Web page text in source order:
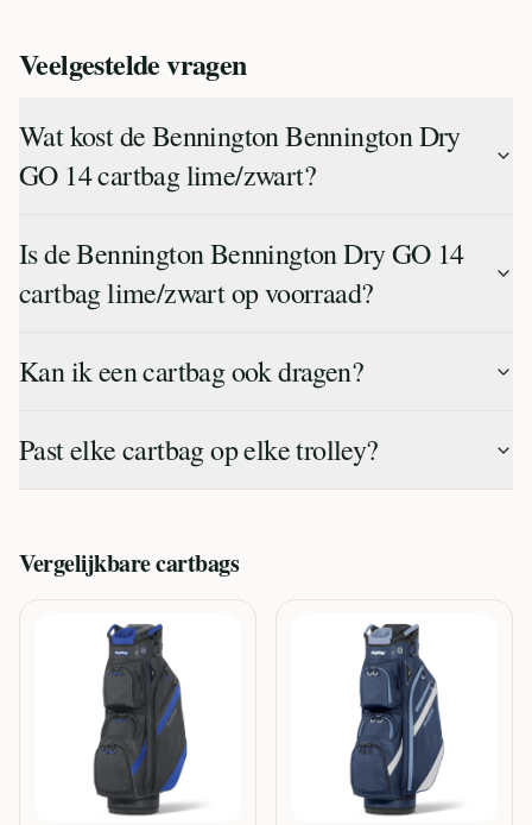
Veelgestelde vragen
Wat kost de Bennington Bennington Dry
GO 14 cartbag lime/zwart?
Is de Bennington Bennington Dry GO 14
cartbag lime/zwart op voorraad?
Kan ik een cartbag ook dragen?
Past elke cartbag op elke trolley?
Vergelijkbarecartbags